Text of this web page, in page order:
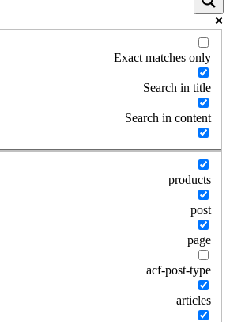
Exact matches only
Search in title
Search in content
products
post
page
acf-post-type
articles